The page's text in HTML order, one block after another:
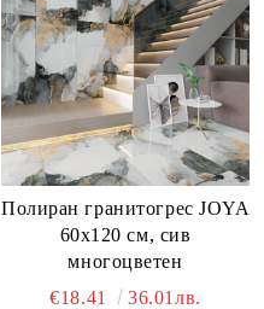
Полиран гранитогрес JOYA
60x120 см, сив
многоцветен
€18.41
36.01лв.